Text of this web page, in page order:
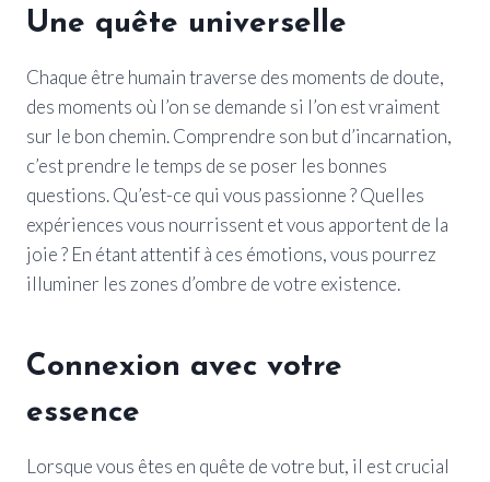
Une quête universelle
Chaque être humain traverse des moments de doute,
des moments où l’on se demande si l’on est vraiment
sur le bon chemin. Comprendre son but d’incarnation,
c’est prendre le temps de se poser les bonnes
questions. Qu’est-ce qui vous passionne ? Quelles
expériences vous nourrissent et vous apportent de la
joie ? En étant attentif à ces émotions, vous pourrez
illuminer les zones d’ombre de votre existence.
Connexion avec votre
essence
Lorsque vous êtes en quête de votre but, il est crucial